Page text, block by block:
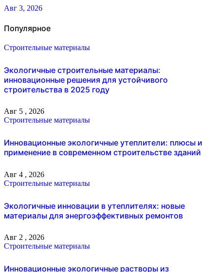
Авг 3, 2026
Популярное
Строительные материалы
Экологичные строительные материалы:
инновационные решения для устойчивого
строительства в 2025 году
Авг 5 , 2026
Строительные материалы
Инновационные экологичные утеплители: плюсы и
применение в современном строительстве зданий
Авг 4 , 2026
Строительные материалы
Экологичные инновации в утеплителях: новые
материалы для энергоэффективных ремонтов
Авг 2 , 2026
Строительные материалы
Инновационные экологичные растворы из